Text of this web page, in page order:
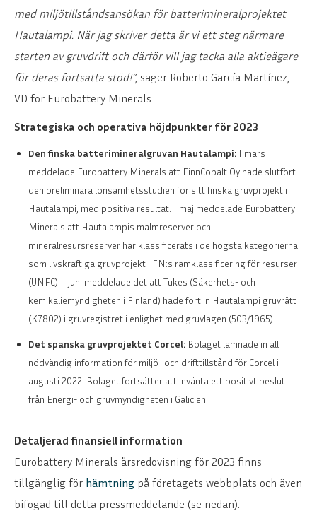
med miljötillståndsansökan för batterimineralprojektet
Hautalampi. När jag skriver detta är vi ett steg närmare
starten av gruvdrift och därför vill jag tacka alla aktieägare
för deras fortsatta stöd!”, säger Roberto García Martínez,
VD för Eurobattery Minerals.
Strategiska och operativa höjdpunkter för 2023
Den finska batterimineralgruvan Hautalampi: I mars
meddelade Eurobattery Minerals att FinnCobalt Oy hade slutfört
den preliminära lönsamhetsstudien för sitt finska gruvprojekt i
Hautalampi, med positiva resultat. I maj meddelade Eurobattery
Minerals att Hautalampis malmreserver och
mineralresursreserver har klassificerats i de högsta kategorierna
som livskraftiga gruvprojekt i FN:s ramklassificering för resurser
(UNFC). I juni meddelade det att Tukes (Säkerhets- och
kemikaliemyndigheten i Finland) hade fört in Hautalampi gruvrätt
(K7802) i gruvregistret i enlighet med gruvlagen (503/1965).
Det spanska gruvprojektet Corcel: Bolaget lämnade in all
nödvändig information för miljö- och drifttillstånd för Corcel i
augusti 2022. Bolaget fortsätter att invänta ett positivt beslut
från Energi- och gruvmyndigheten i Galicien.
Detaljerad finansiell information
Eurobattery Minerals årsredovisning för 2023 finns
tillgänglig för hämtning på företagets webbplats och även
bifogad till detta pressmeddelande (se nedan).